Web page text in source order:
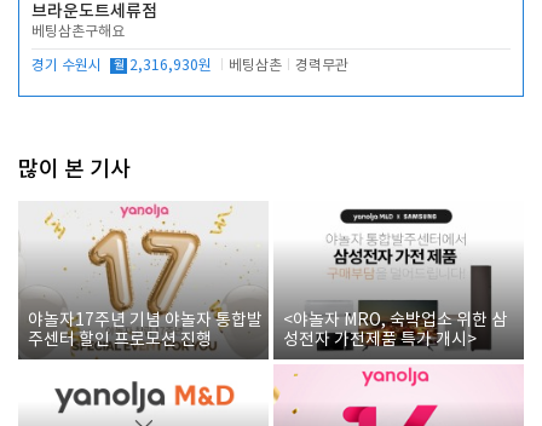
브라운도트세류점
베팅삼촌구해요
경기 수원시 월 2,316,930원 베팅삼촌 경력무관
많이 본 기사
야놀자17주년 기념 야놀자 통합발
주센터 할인 프로모션 진행
<야놀자 MRO, 숙박업소 위한 삼
성전자 가전제품 특가 개시>